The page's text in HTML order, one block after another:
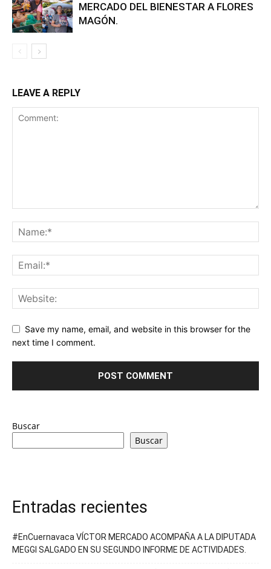
MERCADO DEL BIENESTAR A FLORES
MAGÓN.
LEAVE A REPLY
Save my name, email, and website in this browser for the
next time I comment.
Buscar
Buscar
Entradas recientes
#EnCuernavaca VÍCTOR MERCADO ACOMPAÑA A LA DIPUTADA
MEGGI SALGADO EN SU SEGUNDO INFORME DE ACTIVIDADES.